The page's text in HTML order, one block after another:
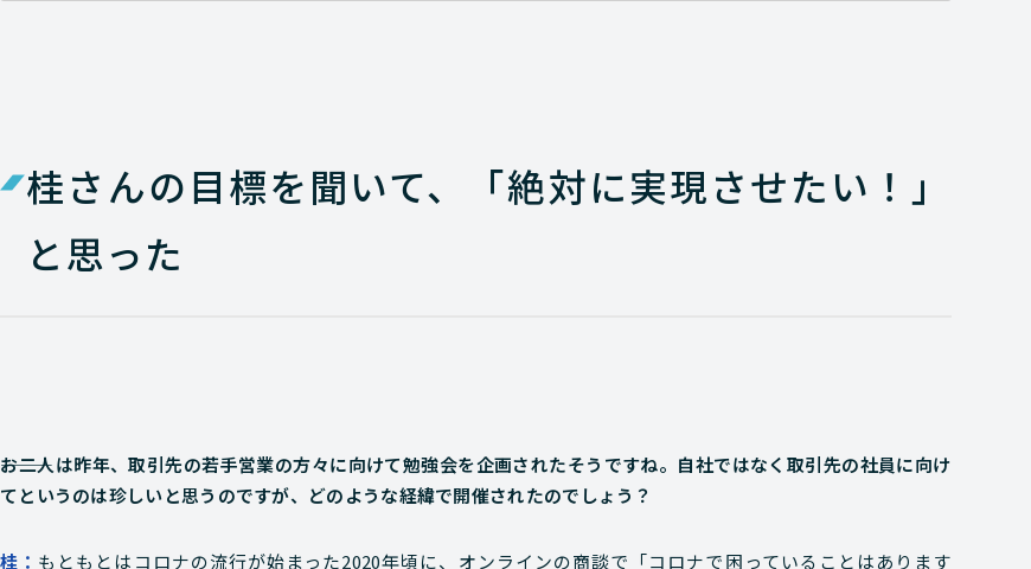
桂さんの目標を聞いて、「絶対に実現させたい！」
と思った
―――お二人は昨年、取引先の若手営業の方々に向けて勉強会を企画されたそうですね。自社ではなく取引先の社員に向け
てというのは珍しいと思うのですが、どのような経緯で開催されたのでしょう？
もともとはコロナの流行が始まった2020年頃に、オンラインの商談で「コロナで困っていることはあります